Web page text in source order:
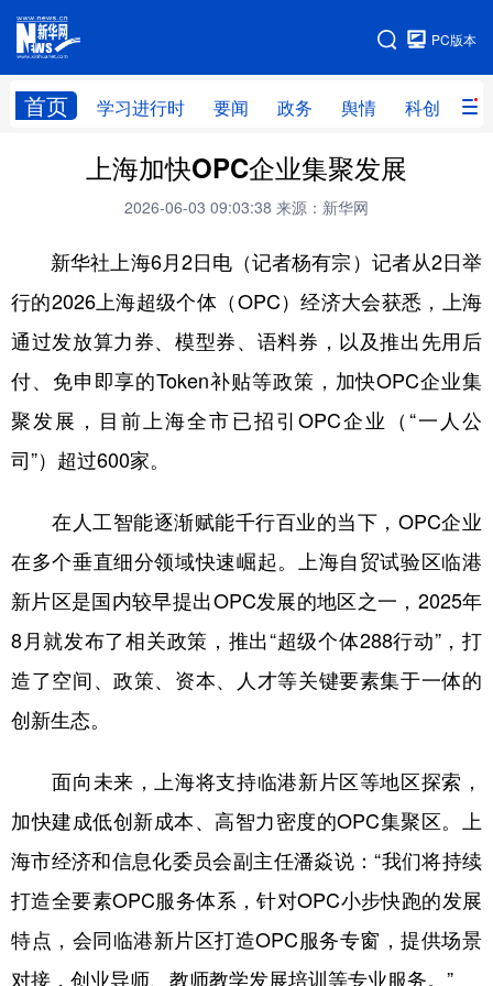
PC版本
首页 学习进行时 要闻 政务 舆情 科创 产
网站地图
学习进行时 要闻
科创 产经
旅游 教育 民生 文化
房产 体育 健康 图片
信息 廉政 原创 长三角频道
上海加快OPC企业集聚发展
2026-06-03 09:03:38 来源：新华网
新华社上海6月2日电（记者杨有宗）记者从2日举
行的2026上海超级个体（OPC）经济大会获悉，上海
通过发放算力券、模型券、语料券，以及推出先用后
付、免申即享的Token补贴等政策，加快OPC企业集
聚发展，目前上海全市已招引OPC企业（“一人公
司”）超过600家。
在人工智能逐渐赋能千行百业的当下，OPC企业
在多个垂直细分领域快速崛起。上海自贸试验区临港
新片区是国内较早提出OPC发展的地区之一，2025年
8月就发布了相关政策，推出“超级个体288行动”，打
造了空间、政策、资本、人才等关键要素集于一体的
创新生态。
面向未来，上海将支持临港新片区等地区探索，
加快建成低创新成本、高智力密度的OPC集聚区。上
海市经济和信息化委员会副主任潘焱说：“我们将持续
打造全要素OPC服务体系，针对OPC小步快跑的发展
特点，会同临港新片区打造OPC服务专窗，提供场景
对接，创业导师、教师教学发展培训等专业服务。”